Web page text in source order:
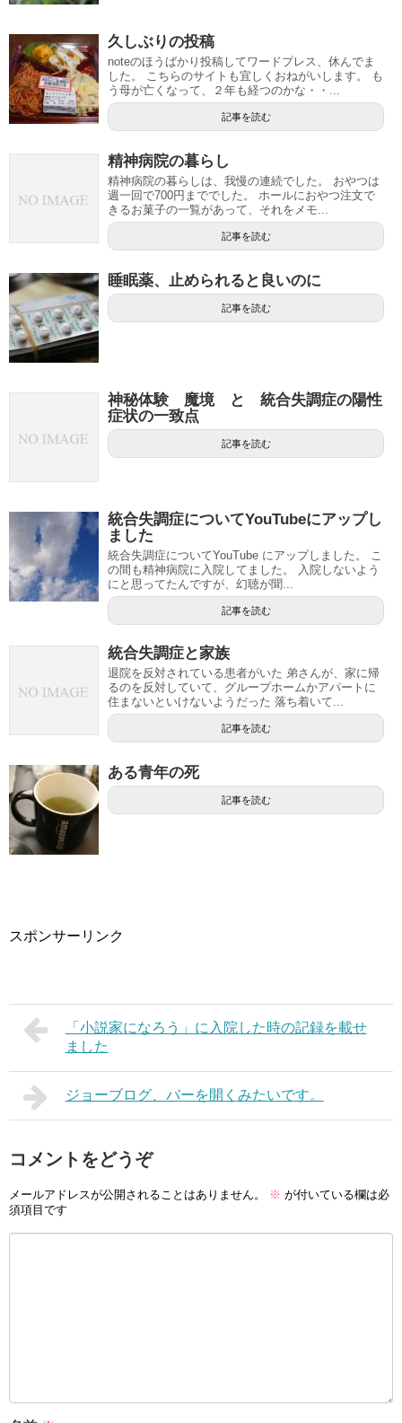
久しぶりの投稿
noteのほうばかり投稿してワードプレス、休んでま
した。 こちらのサイトも宜しくおねがいします。 も
う母が亡くなって、２年も経つのかな・・...
記事を読む
精神病院の暮らし
精神病院の暮らしは、我慢の連続でした。 おやつは
週一回で700円まででした。 ホールにおやつ注文で
きるお菓子の一覧があって、それをメモ...
記事を読む
睡眠薬、止められると良いのに
記事を読む
神秘体験 魔境 と 統合失調症の陽性
症状の一致点
記事を読む
統合失調症についてYouTubeにアップし
ました
統合失調症についてYouTube にアップしました。 こ
の間も精神病院に入院してました。 入院しないよう
にと思ってたんですが、幻聴が聞...
記事を読む
統合失調症と家族
退院を反対されている患者がいた 弟さんが、家に帰
るのを反対していて、グループホームかアパートに
住まないといけないようだった 落ち着いて...
記事を読む
ある青年の死
記事を読む
スポンサーリンク
「小説家になろう」に入院した時の記録を載せ
ました
ジョーブログ、バーを開くみたいです。
コメントをどうぞ
メールアドレスが公開されることはありません。 ※ が付いている欄は必
須項目です